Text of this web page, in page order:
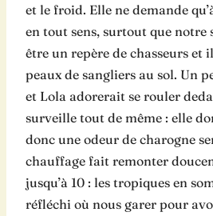
et le froid. Elle ne demande
en tout sens, surtout que notre
être un repère de chasseurs et
peaux de sangliers au sol. Un
et Lola adorerait se rouler
surveille tout de même : elle
donc une odeur de charogne
chauffage fait remonter
jusqu’à 10 : les tropiques en
réfléchi où nous garer pour